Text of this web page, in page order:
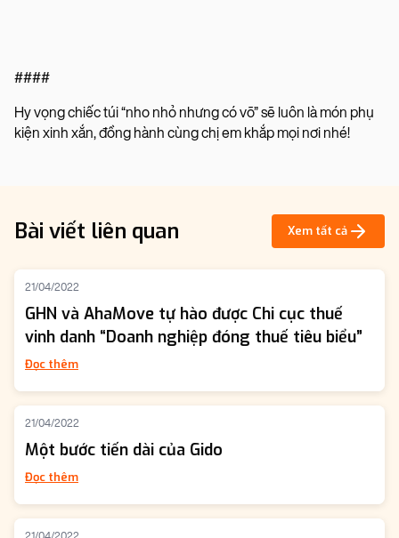
####
Hy vọng chiếc túi “nho nhỏ nhưng có võ” sẽ luôn là món phụ
kiện xinh xắn, đồng hành cùng chị em khắp mọi nơi nhé!
Bài viết liên quan Xem tất cả
21/04/2022
GHN và AhaMove tự hào được Chi cục thuế
vinh danh “Doanh nghiệp đóng thuế tiêu biểu”
Đọc thêm
21/04/2022
Một bước tiến dài của Gido
Đọc thêm